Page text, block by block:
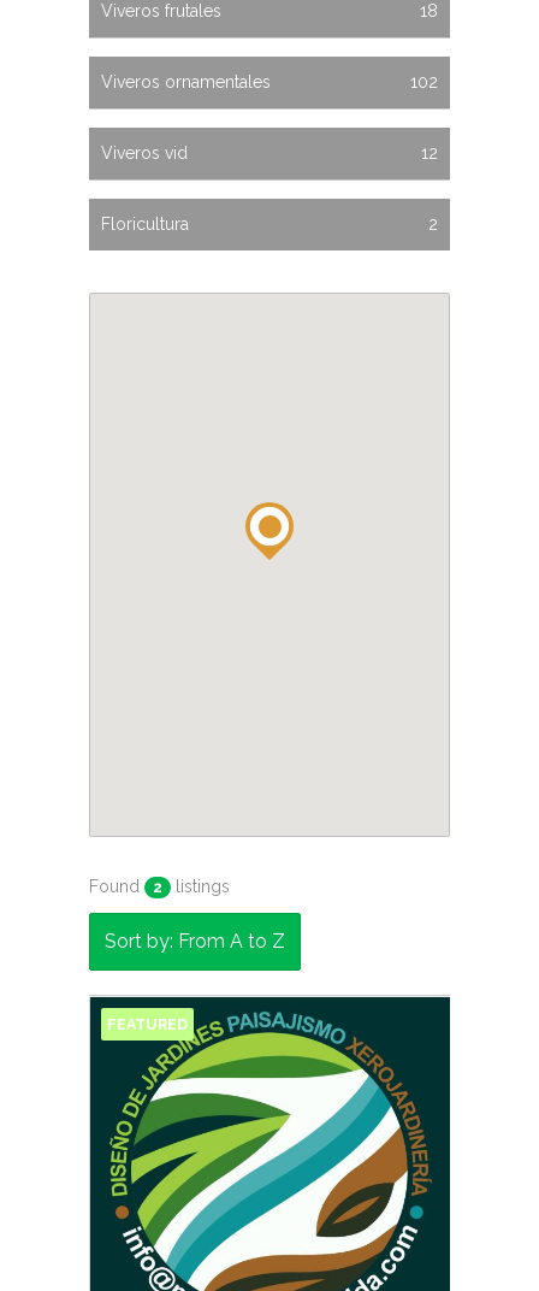
Viveros frutales 18
Viveros ornamentales 102
Viveros vid 12
Floricultura 2
Found 2 listings
Sort by: From A to Z
FEATURED